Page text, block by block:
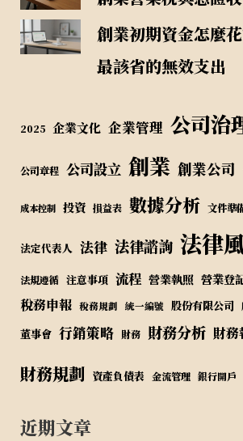
創業初期資金怎麼
最該省的無效支出
2025 企業文化 企業管理 公司治
公司章程 公司設立 創業 創業公司
成本控制 投資 損益表 數據分析 文件準
法定代表人 法律 法律諮詢 法律
法規遵循 注意事項 流程 營業執照 營業登
稅務申報 稅務規劃 統一編號 股份有限公司
董事會 行銷策略 財務 財務分析 財務
財務規劃 資產負債表 金流管理 銀行開戶
近期文章